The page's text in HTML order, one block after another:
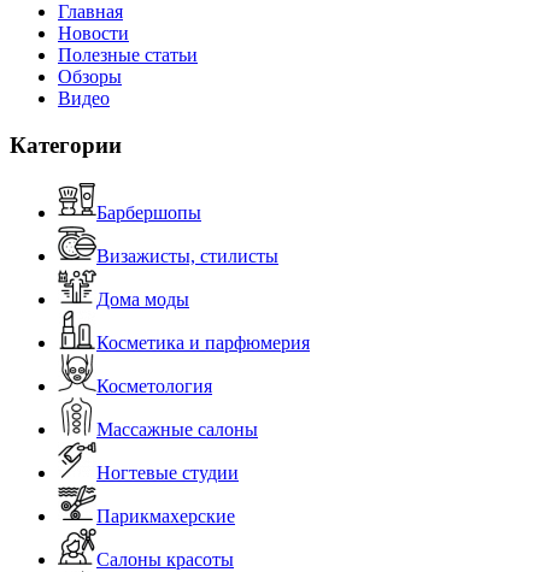
Главная
Новости
Полезные статьи
Обзоры
Видео
Категории
Барбершопы
Визажисты, стилисты
Дома моды
Косметика и парфюмерия
Косметология
Массажные салоны
Ногтевые студии
Парикмахерские
Салоны красоты